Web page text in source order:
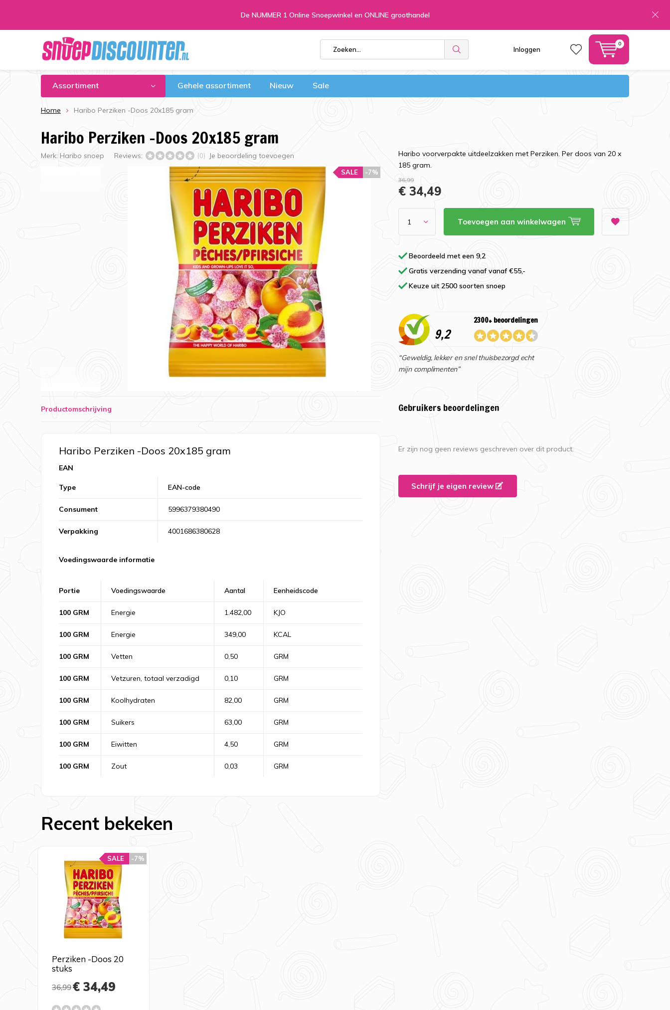
Inloggen
0
De NUMMER 1 Online Snoepwinkel en ONLINE groothandel
Assortiment Gehele assortiment Nieuw Sale
Home Haribo Perziken -Doos 20x185 gram
Haribo Perziken -Doos 20x185 gram
Merk: Haribo snoep Reviews: (0) Je beoordeling toevoegen
-7%
SALE
Haribo voorverpakte uitdeelzakken met Perziken. Per doos van 20 x
185 gram.
36,99
€ 34,49
Toevoegen aan winkelwagen
Beoordeeld met een 9,2
Gratis verzending vanaf vanaf €55,-
Keuze uit 2500 soorten snoep
9,2
2300+ beoordelingen
“Geweldig, lekker en snel thuisbezorgd echt
mijn complimenten”
Productomschrijving
Haribo Perziken -Doos 20x185 gram
EAN
Type EAN-code
Consument 5996379380490
Verpakking 4001686380628
Voedingswaarde informatie
Portie Voedingswaarde Aantal Eenheidscode
100 GRM Energie 1.482,00 KJO
100 GRM Energie 349,00 KCAL
100 GRM Vetten 0,50 GRM
100 GRM Vetzuren, totaal verzadigd 0,10 GRM
100 GRM Koolhydraten 82,00 GRM
100 GRM Suikers 63,00 GRM
100 GRM Eiwitten 4,50 GRM
100 GRM Zout 0,03 GRM
Gebruikers beoordelingen
Er zijn nog geen reviews geschreven over dit product.
Schrijf je eigen review
Recent bekeken
Perziken -Doos 20
stuks
-7%
SALE
36,99€ 34,49